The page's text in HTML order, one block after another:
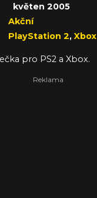
květen 2005
Akční
PlayStation 2, Xbox
pro PS2 a Xbox.